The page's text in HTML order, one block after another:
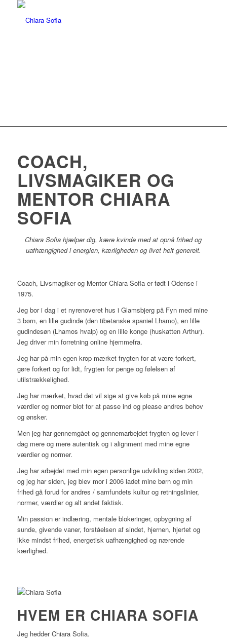
COACH,
LIVSMAGIKER OG
MENTOR CHIARA
SOFIA
Chiara Sofia hjælper dig, kære kvinde med at opnå frihed og
uafhængighed i energien, kærligheden og livet helt generelt.
Coach, Livsmagiker og MentorChiara Sofia er født i Odense i
1975.
Jeg bor i dag i et nyrenoveret hus i Glamsbjerg på Fyn med mine
3 børn, en lille gudinde (den tibetanske spaniel Lhamo), en lille
gudindesøn (Lhamos hvalp) og en lille konge (huskatten Arthur).
Jeg driver min forretning online hjemmefra.
Jeg har på min egen krop mærket frygten for at være forkert,
gøre forkert og for lidt, frygten for penge og følelsen af
utilstrækkelighed.
Jeg har mærket, hvad det vil sige at give køb på mine egne
værdier og normer blot for at passe ind og please andres behov
og ønsker.
Men jeg har gennemgået og gennemarbejdet frygten og lever i
dag mere og mere autentisk og i alignment med mine egne
værdier og normer.
Jeg har arbejdet med min egen personlige udvikling siden 2002,
og jeg har siden, jeg blev mor i 2006 ladet mine børn og min
frihed gå forud for andres / samfundets kultur og retningslinier,
normer, værdier og alt andet faktisk.
Min passion er indlæring, mentale blokeringer, opbygning af
sunde, givende vaner, forståelsen af sindet, hjernen, hjertet og
ikke mindst frihed, energetisk uafhængighed og nærende
kærlighed.
HVEM ER CHIARA SOFIA
Jeg hedder Chiara Sofia.